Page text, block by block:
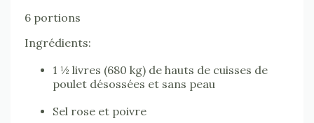
6 portions
Ingrédients:
1 ½ livres (680 kg) de hauts de cuisses de
poulet désossées et sans peau
Sel rose et poivre